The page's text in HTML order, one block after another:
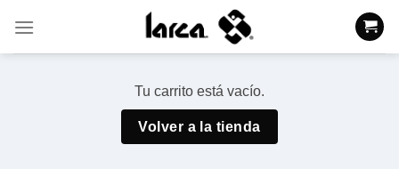
contenido
Tu carrito está vacío.
Volver a la tienda